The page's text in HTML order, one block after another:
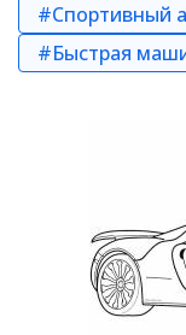
#Спортивный
#Быстрая